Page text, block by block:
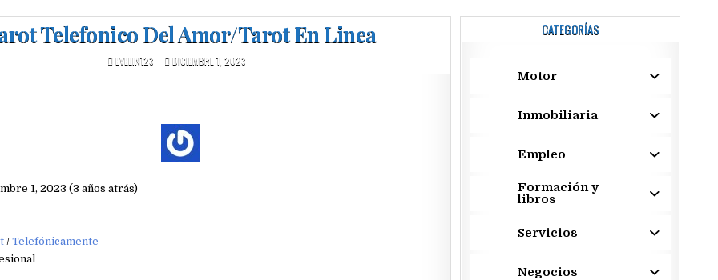
Telefonico Del Amor/Tarot En Linea
EVELIN123 DICIEMBRE 1, 2023
1, 2023 (3 años atrás)
/ Telefónicamente
CATEGORÍAS
Motor
Inmobiliaria
Empleo
Formación y
libros
Servicios
Negocios